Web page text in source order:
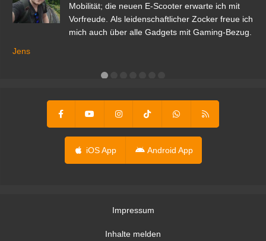
Mobilität; die neuen E-Scooter erwarte ich mit
Vorfreude. Als leidenschaftlicher Zocker freue ich
mich auch über alle Gadgets mit Gaming-Bezug.
Jens
iOS App Android App
Impressum
Inhalte melden